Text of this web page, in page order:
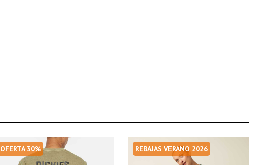
OFERTA 30% REBAJAS VERANO 2026